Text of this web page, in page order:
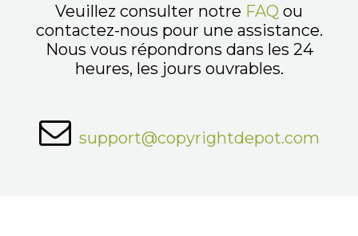
Veuillez consulter notre FAQ ou
contactez-nous pour une assistance.
Nous vous répondrons dans les 24
heures, les jours ouvrables.
support@copyrightdepot.com